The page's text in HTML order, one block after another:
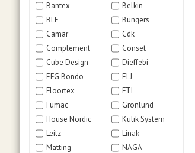
Bantex
Belkin
BLF
Büngers
Camar
Cdk
Complement
Conset
Cube Design
Dieffebi
EFG Bondo
ELJ
Floortex
FTI
Fumac
Grönlund
House Nordic
Kulik System
Leitz
Linak
Matting
NAGA